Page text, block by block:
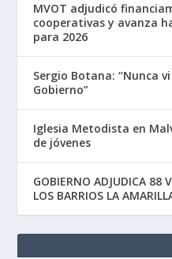
MVOT adjudicó
cooperativas y avanza
para 2026
Sergio Botana: “Nunca
Gobierno”
Iglesia Metodista en
de jóvenes
GOBIERNO ADJUDICA 88
LOS BARRIOS LA